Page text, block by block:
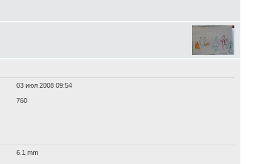
03 июл 2008 09:54
760
6.1 mm